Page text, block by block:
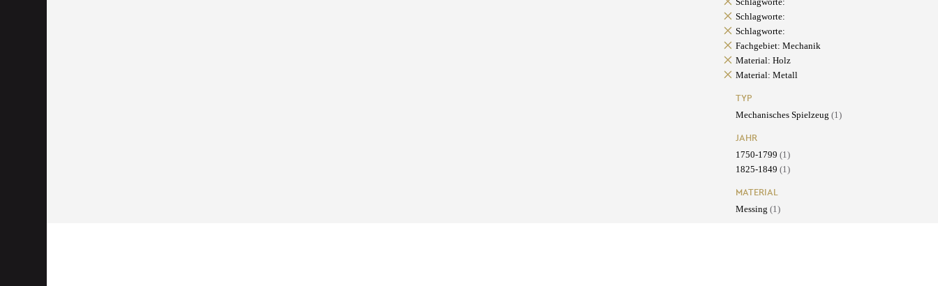
Schlagworte:
Schlagworte:
Fachgebiet: Mechanik
Material: Holz
Material: Metall
TYP
Mechanisches Spielzeug (1)
JAHR
1750-1799 (1)
1825-1849 (1)
MATERIAL
Messing (1)